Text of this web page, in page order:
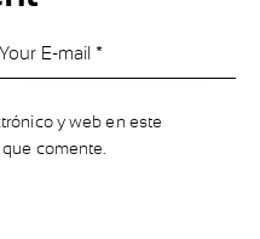
y web en este
comente.